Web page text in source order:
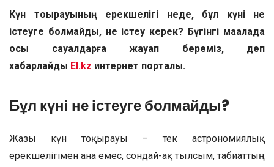
Күн тоқырауының ерекшелігі неде, бұл күні не
істеуге болмайды, не істеу керек? Бүгінгі мақалада
осы сауалдарға жауап береміз, деп
хабарлайды El.kz интернет порталы.
Бұл күні не істеуге болмайды?
Жазғы күн тоқырауы – тек астрономиялық
ерекшелігімен ғана емес, сондай-ақ тылсым, табиғаттың